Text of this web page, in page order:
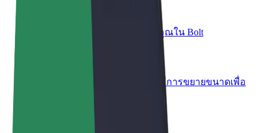
เพิ่มรายได้ด้วยการเพิ่มฟลีทของคุณใน Bolt
Bolt for Business
ผลิตภัณฑ์และบริการของ Bolt ที่มีการขยายขนาดเพื่อ